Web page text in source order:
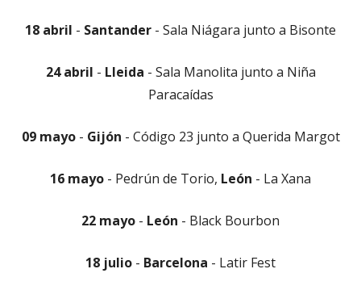
18 abril - Santander - Sala Niágara junto a Bisonte
24 abril - Lleida - Sala Manolita junto a Niña
Paracaídas
09 mayo - Gijón - Código 23 junto a Querida Margot
16 mayo - Pedrún de Torio, León - La Xana
22 mayo - León - Black Bourbon
18 julio - Barcelona - Latir Fest